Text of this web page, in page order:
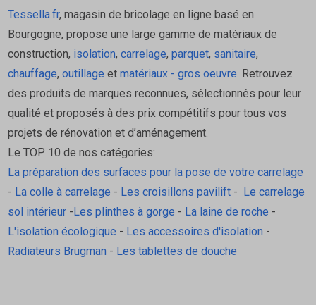
Tessella.fr, magasin de bricolage en ligne basé en
Bourgogne, propose une large gamme de matériaux de
construction, isolation, carrelage, parquet, sanitaire,
chauffage, outillage et matériaux - gros oeuvre. Retrouvez
des produits de marques reconnues, sélectionnés pour leur
qualité et proposés à des prix compétitifs pour tous vos
projets de rénovation et d’aménagement.
Le TOP 10 de nos catégories:
La préparation des surfaces pour la pose de votre carrelage
- La colle à carrelage - Les croisillons pavilift-
Le carrelage
sol intérieur- Les plinthes à gorge - La laine de roche -
L'isolation écologique - Les accessoires d'isolation -
Radiateurs Brugman - Les tablettes de douche